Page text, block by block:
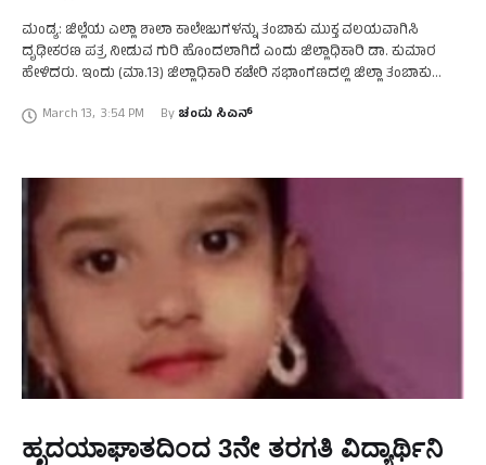
ಮಂಡ್ಯ: ಜಿಲ್ಲೆಯ ಎಲ್ಲಾ ಶಾಲಾ ಕಾಲೇಜುಗಳನ್ನು ತಂಬಾಕು ಮುಕ್ತ ವಲಯವಾಗಿಸಿ
ದೃಢೀಕರಣ ಪತ್ರ ನೀಡುವ ಗುರಿ ಹೊಂದಲಾಗಿದೆ ಎಂದು ಜಿಲ್ಲಾಧಿಕಾರಿ ಡಾ. ಕುಮಾರ
ಹೇಳಿದರು. ಇಂದು (ಮಾ.13) ಜಿಲ್ಲಾಧಿಕಾರಿ ಕಚೇರಿ ಸಭಾಂಗಣದಲ್ಲಿ ಜಿಲ್ಲಾ ತಂಬಾಕು
March 13, 3:54 PM By ಚಂದು ಸಿಎನ್
ಹೃದಯಾಘಾತದಿಂದ 3ನೇ ತರಗತಿ ವಿದ್ಯಾರ್ಥಿನಿ